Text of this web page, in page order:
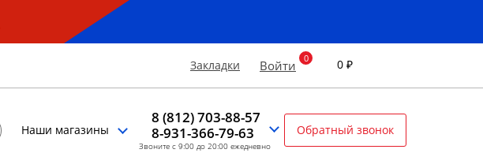
Закладки Войти 0 ₽
Наши магазины
8 (812) 703-88-57
8-931-366-79-63
Звоните с 9:00 до 20:00 ежедневно
Обратный звонок